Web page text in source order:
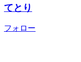
てとり
フォロー